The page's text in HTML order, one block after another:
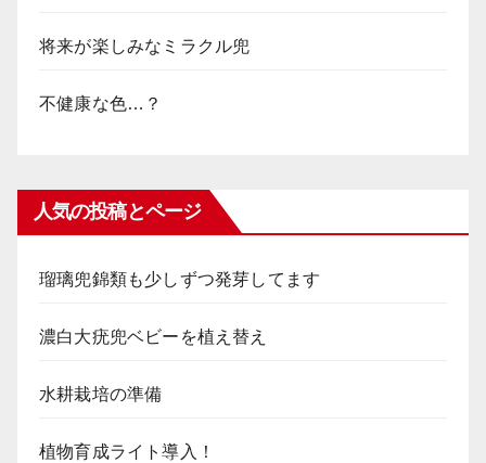
将来が楽しみなミラクル兜
不健康な色…？
人気の投稿とページ
瑠璃兜錦類も少しずつ発芽してます
濃白大疣兜ベビーを植え替え
水耕栽培の準備
植物育成ライト導入！